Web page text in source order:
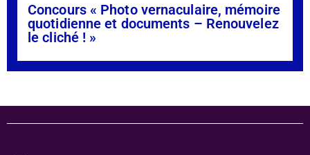
Concours « Photo vernaculaire, mémoire
quotidienne et documents – Renouvelez
le cliché ! »